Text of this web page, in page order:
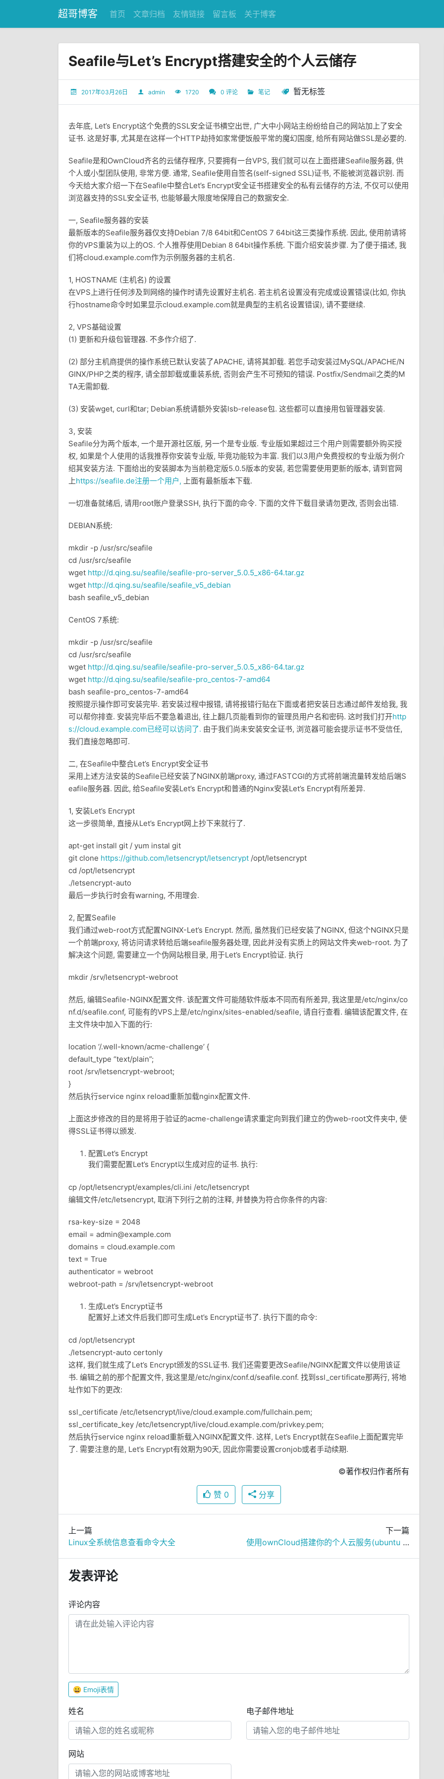
超哥博客 首页 文章归档 友情链接 留言板 关于博客
Seafile与Let’s Encrypt搭建安全的个人云储存
2017年03月26日 admin 1720 0 评论 笔记 暂无标签
去年底, Let’s Encrypt这个免费的SSL安全证书横空出世, 广大中小网站主纷纷给自己的网站加上了安全
证书. 这是好事, 尤其是在这样一个HTTP劫持如家常便饭般平常的魔幻国度, 给所有网站做SSL是必要的.
Seafile是和OwnCloud齐名的云储存程序, 只要拥有一台VPS, 我们就可以在上面搭建Seafile服务器, 供
个人或小型团队使用, 非常方便. 通常, Seafile使用自签名(self-signed SSL)证书, 不能被浏览器识别. 而
今天给大家介绍一下在Seafile中整合Let’s Encrypt安全证书搭建安全的私有云储存的方法, 不仅可以使用
浏览器支持的SSL安全证书, 也能够最大限度地保障自己的数据安全.
一, Seafile服务器的安装
最新版本的Seafile服务器仅支持Debian 7/8 64bit和CentOS 7 64bit这三类操作系统. 因此, 使用前请将
你的VPS重装为以上的OS. 个人推荐使用Debian 8 64bit操作系统. 下面介绍安装步骤. 为了便于描述, 我
们将cloud.example.com作为示例服务器的主机名.
1, HOSTNAME (主机名) 的设置
在VPS上进行任何涉及到网络的操作时请先设置好主机名. 若主机名设置没有完成或设置错误(比如, 你执
行hostname命令时如果显示cloud.example.com就是典型的主机名设置错误), 请不要继续.
2, VPS基础设置
(1) 更新和升级包管理器. 不多作介绍了.
(2) 部分主机商提供的操作系统已默认安装了APACHE, 请将其卸载. 若您手动安装过MySQL/APACHE/N
GINX/PHP之类的程序, 请全部卸载或重装系统, 否则会产生不可预知的错误. Postfix/Sendmail之类的M
TA无需卸载.
(3) 安装wget, curl和tar; Debian系统请额外安装lsb-release包. 这些都可以直接用包管理器安装.
3, 安装
Seafile分为两个版本, 一个是开源社区版, 另一个是专业版. 专业版如果超过三个用户则需要额外购买授
权, 如果是个人使用的话我推荐你安装专业版, 毕竟功能较为丰富. 我们以3用户免费授权的专业版为例介
绍其安装方法. 下面给出的安装脚本为当前稳定版5.0.5版本的安装, 若您需要使用更新的版本, 请到官网
上https://seafile.de注册一个用户, 上面有最新版本下载.
一切准备就绪后, 请用root账户登录SSH, 执行下面的命令. 下面的文件下载目录请勿更改, 否则会出错.
DEBIAN系统:
mkdir -p /usr/src/seafile
cd /usr/src/seafile
wget http://d.qing.su/seafile/seafile-pro-server_5.0.5_x86-64.tar.gz
wget http://d.qing.su/seafile/seafile_v5_debian
bash seafile_v5_debian
CentOS 7系统:
mkdir -p /usr/src/seafile
cd /usr/src/seafile
wget http://d.qing.su/seafile/seafile-pro-server_5.0.5_x86-64.tar.gz
wget http://d.qing.su/seafile/seafile-pro_centos-7-amd64
bash seafile-pro_centos-7-amd64
按照提示操作即可安装完毕. 若安装过程中报错, 请将报错行贴在下面或者把安装日志通过邮件发给我, 我
可以帮你排查. 安装完毕后不要急着退出, 往上翻几页能看到你的管理员用户名和密码. 这时我们打开http
s://cloud.example.com已经可以访问了. 由于我们尚未安装安全证书, 浏览器可能会提示证书不受信任,
我们直接忽略即可.
二, 在Seafile中整合Let’s Encrypt安全证书
采用上述方法安装的Seafile已经安装了NGINX前端proxy, 通过FASTCGI的方式将前端流量转发给后端S
eafile服务器. 因此, 给Seafile安装Let’s Encrypt和普通的Nginx安装Let’s Encrypt有所差异.
1, 安装Let’s Encrypt
这一步很简单, 直接从Let’s Encrypt网上抄下来就行了.
apt-get install git / yum instal git
git clone https://github.com/letsencrypt/letsencrypt /opt/letsencrypt
cd /opt/letsencrypt
./letsencrypt-auto
最后一步执行时会有warning, 不用理会.
2, 配置Seafile
我们通过web-root方式配置NGINX-Let’s Encrypt. 然而, 虽然我们已经安装了NGINX, 但这个NGINX只是
一个前端proxy, 将访问请求转给后端seafile服务器处理, 因此并没有实质上的网站文件夹web-root. 为了
解决这个问题, 需要建立一个伪网站根目录, 用于Let’s Encrypt验证. 执行
mkdir /srv/letsencrypt-webroot
然后, 编辑Seafile-NGINX配置文件. 该配置文件可能随软件版本不同而有所差异, 我这里是/etc/nginx/co
nf.d/seafile.conf, 可能有的VPS上是/etc/nginx/sites-enabled/seafile, 请自行查看. 编辑该配置文件, 在
主文件块中加入下面的行:
location ‘/.well-known/acme-challenge’ {
default_type “text/plain”;
root /srv/letsencrypt-webroot;
}
然后执行service nginx reload重新加载nginx配置文件.
上面这步修改的目的是将用于验证的acme-challenge请求重定向到我们建立的伪web-root文件夹中, 使
得SSL证书得以颁发.
配置Let’s Encrypt
我们需要配置Let’s Encrypt以生成对应的证书. 执行:
cp /opt/letsencrypt/examples/cli.ini /etc/letsencrypt
编辑文件/etc/letsencrypt, 取消下列行之前的注释, 并替换为符合你条件的内容:
rsa-key-size = 2048
email = admin@example.com
domains = cloud.example.com
text = True
authenticator = webroot
webroot-path = /srv/letsencrypt-webroot
生成Let’s Encrypt证书
配置好上述文件后我们即可生成Let’s Encrypt证书了. 执行下面的命令:
cd /opt/letsencrypt
./letsencrypt-auto certonly
这样, 我们就生成了Let’s Encrypt颁发的SSL证书. 我们还需要更改Seafile/NGINX配置文件以使用该证
书. 编辑之前的那个配置文件, 我这里是/etc/nginx/conf.d/seafile.conf. 找到ssl_certificate那两行, 将地
址作如下的更改:
ssl_certificate /etc/letsencrypt/live/cloud.example.com/fullchain.pem;
ssl_certificate_key /etc/letsencrypt/live/cloud.example.com/privkey.pem;
然后执行service nginx reload重新载入NGINX配置文件. 这样, Let’s Encrypt就在Seafile上面配置完毕
了. 需要注意的是, Let’s Encrypt有效期为90天, 因此你需要设置cronjob或者手动续期.
©著作权归作者所有
赞 0 分享
上一篇
Linux全系统信息查看命令大全
下一篇
使用ownCloud搭建你的个人云服务(ubuntu 14.04 server)
发表评论
评论内容
😀 Emoji表情
姓名 电子邮件地址
网站